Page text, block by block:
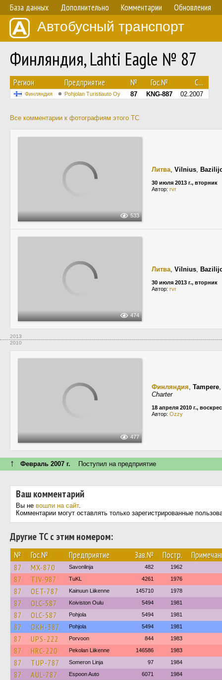
База данных Дополнительно Комментарии Обновления
Автобусный транспорт
Финляндия, Lahti Eagle № 87
Регион Предприятие № Гос.№ С...
Финляндия Pohjolan Turistiauto Oy 87 KNG-887 02.2007
Все комментарии к фотографиям этого ТС
533
Литва, Vilnius,
30 июля 2013 г., вторник
Автор: rvr
474
Литва, Vilnius,
30 июля 2013 г., вторник
Автор: rvr
2013
2010
477
Финляндия, Tampere
Charter
18 апреля 2010 г.,
Автор: Ozzy
↑ Февраль 2007 г. Поступил на предприятие
Ваш комментарий
Вы не вошли на сайт.
Комментарии могут оставлять только зарегистрированные
Другие ТС с этим номером:
№ Гос.№ Предприятие Зав.№ Постр.
87 MX-870 Savonlinja 482 1962
87 TJV-987 TuKL 4261 1976
87 OET-787 Kainuun Liikenne 145710 1978
87 OLC-587 Koiviston Oulu 5494 1981
87 OLC-587 Pohjola 5494 1981
87 OKH-387 Pohjola 5494 1981
87 UPS-222 Porvoon 844 1983
87 HRC-220 Pekolan Liikenne 146586 1983
87 TUP-787 Someron Linja 97 1984
87 AUL-787 Espoon Auto 6071 1984